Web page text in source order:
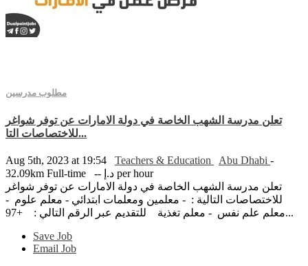
مطلوب مدرسين
تعلن مدرسة الشهب الخاصة في دولة الامارات عن توفر شواغر
للاختصاصات التا...
Aug 5th, 2023 at 19:54 Teachers & Education Abu Dhabi -
32.09km Full-time
-- د.إ per hour
تعلن مدرسة الشهب الخاصة في دولة الامارات عن توفر شواغر
للاختصاصات التالية : - معلمين ومعلمات ابتدائي - معلم علوم -
معلم علم نفس - معلم تغذية للتقديم عبر الرقم التالي : +97...
Save Job
Email Job